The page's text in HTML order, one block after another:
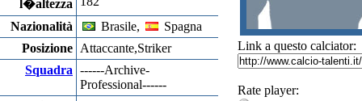
l�altezza
Nazionalità
Brasile,
Spagna
Posizione Attaccante,Striker
Squadra ------Archive-
Professional------
Link a questo calciator:
Rate player: